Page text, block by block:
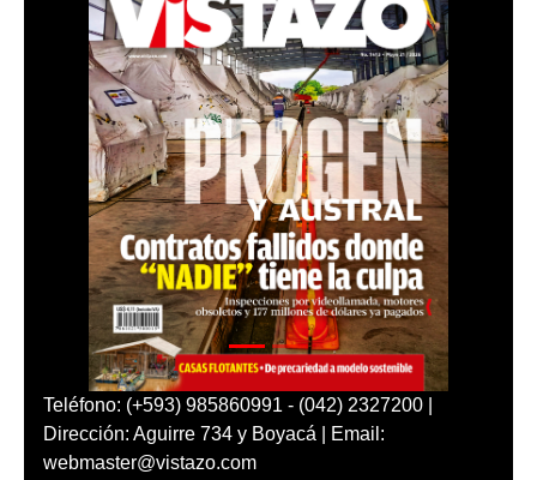
Teléfono: (+593) 985860991 - (042) 2327200 |
Dirección: Aguirre 734 y Boyacá | Email:
webmaster@vistazo.com